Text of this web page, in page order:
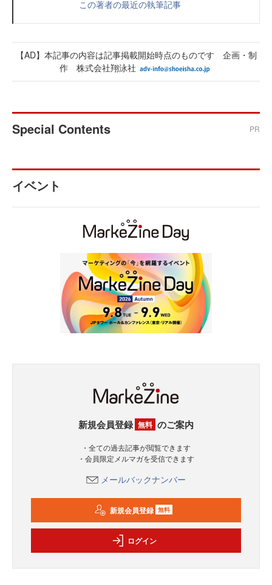
この著者の最近の執筆記事
【AD】本記事の内容は記事掲載開始時点のものです 企画・制
作 株式会社翔泳社
Special Contents PR
イベント
新規会員登録 無料 のご案内
・全ての過去記事が閲覧できます
・会員限定メルマガを受信できます
メールバックナンバー
新規会員登録 無料
ログイン